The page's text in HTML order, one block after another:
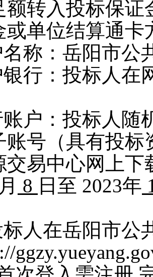
额转入投标保
或单位结算通
称：岳阳市公
行：投标人在
户：投标人随
账号（具有投
交易中心网上
月 8 日 至 2023年
人在岳阳市公